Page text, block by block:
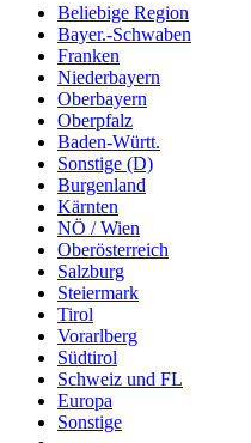
Beliebige Region
Bayer.-Schwaben
Franken
Niederbayern
Oberbayern
Oberpfalz
Baden-Württ.
Sonstige (D)
Burgenland
Kärnten
NÖ / Wien
Oberösterreich
Salzburg
Steiermark
Tirol
Vorarlberg
Südtirol
Schweiz und FL
Europa
Sonstige